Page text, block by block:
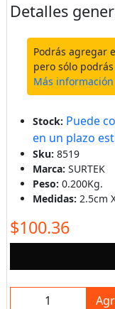
Detalles
Podrás agregar
pero sólo
Más información
Stock: Puede
en un plazo
Sku: 8519
Marca: SURTEK
Peso: 0.200Kg.
Medidas: 2.5cm
$100.36